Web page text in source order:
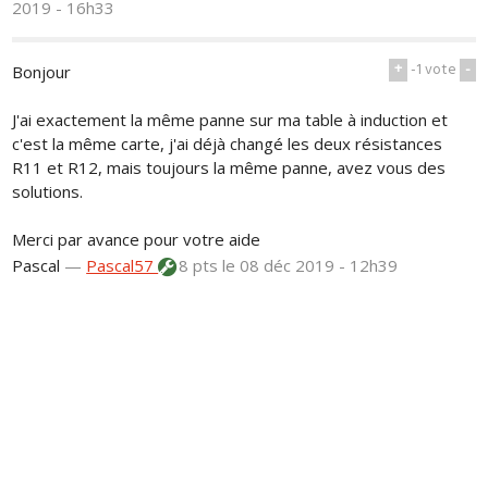
2019 - 16h33
+ -1vote -
Bonjour
J'ai exactement la même panne sur ma table à induction et
c'est la même carte, j'ai déjà changé les deux résistances
R11 et R12, mais toujours la même panne, avez vous des
solutions.
Merci par avance pour votre aide
Pascal — Pascal57 8 ptsle 08 déc 2019 - 12h39